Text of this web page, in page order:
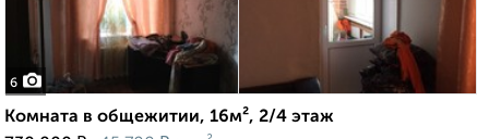
6
Комната в общежитии, 16м², 2/4 этаж